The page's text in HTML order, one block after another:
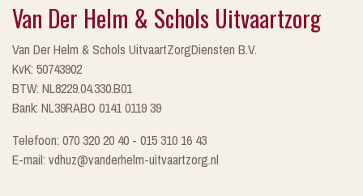
Van Der Helm & Schols Uitvaartzorg
Van Der Helm & Schols UitvaartZorgDiensten B.V.
KvK: 50743902
BTW: NL8229.04.330.B01
Bank: NL39RABO 0141 0119 39
Telefoon: 070 320 20 40 - 015 310 16 43
E-mail: vdhuz@vanderhelm-uitvaartzorg.nl